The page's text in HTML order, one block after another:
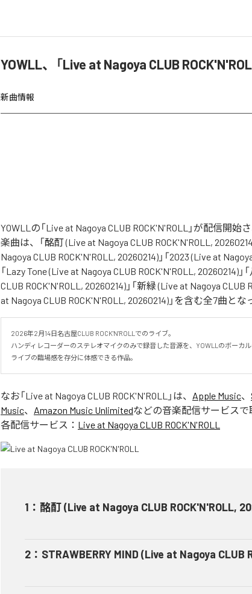
YOWLL、「Live at Nagoya CLUB
新曲情報
YOWLLの「Live at Nagoya CLUB ROCK'N'ROLL」が配信開
楽曲は、「酩酊 (Live at Nagoya CLUB ROCK'N'ROLL,
Nagoya CLUB ROCK'N'ROLL, 20260214)」「2023 (Live at
「Lazy Tone (Live at Nagoya CLUB ROCK'N'ROLL, 20260214)
CLUB ROCK'N'ROLL, 20260214)」「新緑 (Live at Nagoya CLUB
at Nagoya CLUB ROCK'N'ROLL, 20260214)」を含む全7曲とな
2026年2月14日名古屋CLUB ROCK'N'ROLLでのライブ。
ハンディレコーダーのステレオマイクのみで録音した音源を、YOWLLのボーカ
ライブの臨場感を存分に体感できる作品。
なお「Live at Nagoya CLUB ROCK'N'ROLL 」は、 Apple Music、
Music、 Amazon Music Unlimitedなどの音楽配信サービスで
各配信サービス： Live at Nagoya CLUB ROCK'N'ROLL
1 ： 酩酊 (Live at Nagoya CLUB ROCK'N'ROLL,
2 ： STRAWBERRY MIND (Live at Nagoya CLUB